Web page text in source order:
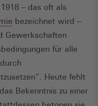
– das oft als
(Öffnet
in
einem
neuen
Fenster)
bezeichnet wird –
Gewerkschaften
für alle
Heute fehlt
Bekenntnis zu einer